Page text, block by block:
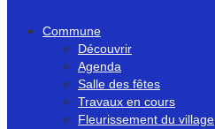
Commune
Découvrir
Agenda
Salle des fêtes
Travaux en cours
Fleurissement du village